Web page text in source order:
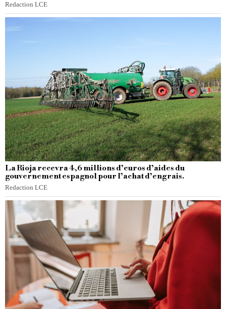
Redaction LCE
La Rioja recevra 4,6 millions d’euros d’aides du
gouvernement espagnol pour l’achat d’engrais.
Redaction LCE